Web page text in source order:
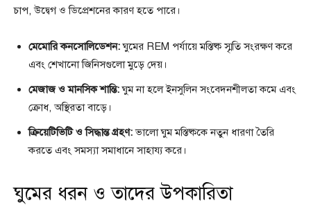
চাপ, উদ্বেগ ও ডিপ্রেশনের কারণ হতে পারে।
মেমোরি কনসোলিডেশন:ঘুমের REM পর্যায়ে মস্তিষ্ক স্মৃতি সংরক্ষণ করে
এবং শেখানো জিনিসগুলো মুড়ে দেয়।
মেজাজ ও মানসিক শান্তি:ঘুম না হলে ইনসুলিন সংবেদনশীলতা কমে এবং
ক্রোধ, অস্থিরতা বাড়ে।
ক্রিয়েটিভিটি ও সিদ্ধান্ত গ্রহণ:ভালো ঘুম মস্তিষ্ককে নতুন ধারণা তৈরি
করতে এবং সমস্যা সমাধানে সাহায্য করে।
ঘুমের ধরন ও তাদের উপকারিতা